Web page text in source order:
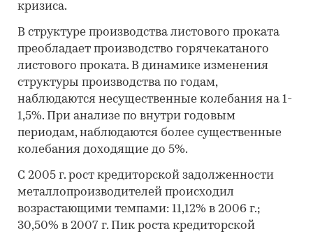
кризиса.
В структуре производства листового проката
преобладает производство горячекатаного
листового проката. В динамике изменения
структуры производства по годам,
наблюдаются несущественные колебания на 1-
1,5%. При анализе по внутри годовым
периодам, наблюдаются более существенные
колебания доходящие до 5%.
С 2005 г. рост кредиторской задолженности
металлопроизводителей происходил
возрастающими темпами: 11,12% в 2006 г.;
30,50% в 2007 г. Пик роста кредиторской